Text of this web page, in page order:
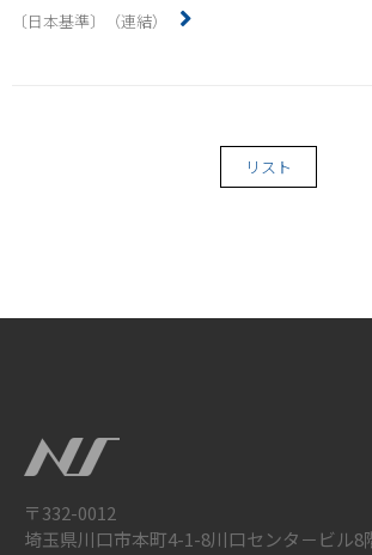
〔日本基準〕（連結）
リスト
〒332-0012
埼玉県川口市本町4-1-8川口センタ－ビル8